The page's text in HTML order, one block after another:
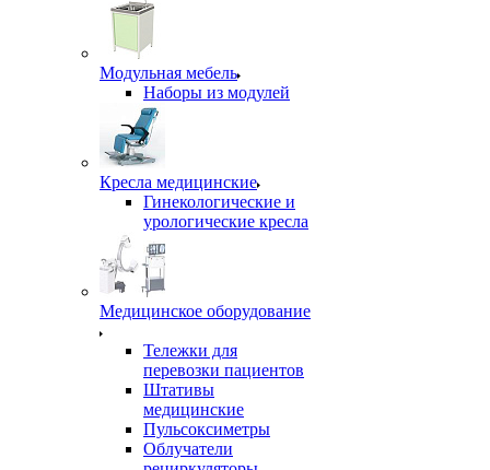
Модульная мебель
Наборы из модулей
Кресла медицинские
Гинекологические и
урологические кресла
Медицинское оборудование
Тележки для
перевозки пациентов
Штативы
медицинские
Пульсоксиметры
Облучатели